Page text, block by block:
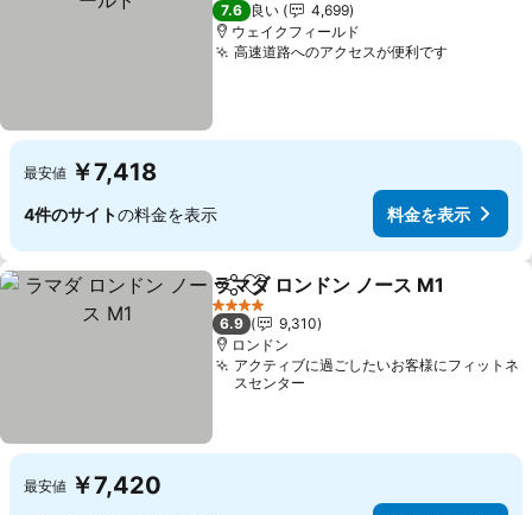
7.6 良い
4,699
ウェイクフィールド
高速道路へのアクセスが便利です料金を表
最安値 ￥7,418
4件のサイトの料金を表示 料金を表示
シェアお気に入りに追加
ラマダ ロンドン ノース M1
4 ホテルのランク
6.9
9,310
ロンドン
アクティブに過ごしたいお客様にフィットネ
スセンター
最安値 ￥7,420